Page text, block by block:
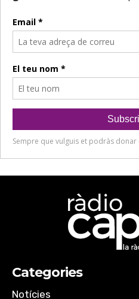
Categories
Notícies